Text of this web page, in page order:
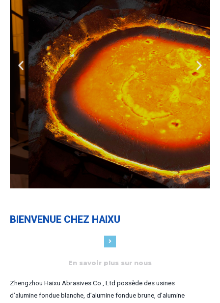
Abrasif en corindon de haute
qualité
Les abrasifs en corindon produits par Haixu
Abrasives sont tous de production standard et les
normes de production GB, FEPA, JIS et AFS sont
respectivement mises en œuvre.
BIENVENUE CHEZ HAIXU
En savoir plus sur nous
Zhengzhou Haixu Abrasives Co., Ltd possède des usines
d’alumine fondue blanche, d’alumine fondue brune, d’alumine